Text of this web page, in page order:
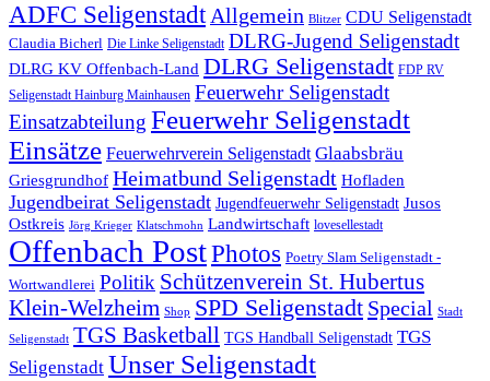
ADFC SeligenstadtAllgemein Blitzer CDU Seligenstadt
Claudia Bicherl Die Linke Seligenstadt DLRG-Jugend Seligenstadt
DLRG KV Offenbach-Land DLRG Seligenstadt FDP RV
Seligenstadt Hainburg Mainhausen Feuerwehr Seligenstadt
Einsatzabteilung Feuerwehr Seligenstadt
Einsätze Feuerwehrverein Seligenstadt Glaabsbräu
Griesgrundhof Heimatbund Seligenstadt Hofladen
Jugendbeirat Seligenstadt Jugendfeuerwehr Seligenstadt Jusos
Ostkreis Jörg Krieger Klatschmohn Landwirtschaft lovesellestadt
Offenbach PostPhotos Poetry Slam Seligenstadt -
Wortwandlerei Politik Schützenverein St. Hubertus
Klein-Welzheim Shop SPD Seligenstadt Special Stadt
Seligenstadt TGS Basketball TGS Handball Seligenstadt TGS
Seligenstadt Unser Seligenstadt